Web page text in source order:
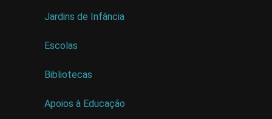
Jardins de Infância
Escolas
Bibliotecas
Apoios à Educação